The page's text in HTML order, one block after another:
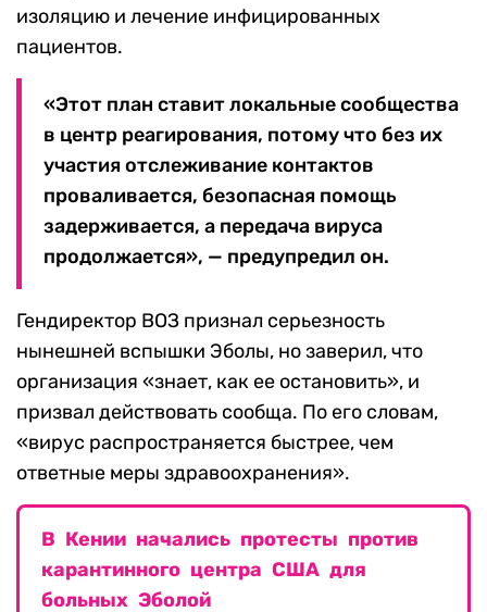
изоляцию и лечение инфицированных
пациентов.
«Этот план ставит локальные сообщества
в центр реагирования, потому что без их
участия отслеживание контактов
проваливается, безопасная помощь
задерживается, а передача вируса
продолжается», — предупредил он.
Гендиректор ВОЗ признал серьезность
нынешней вспышки Эболы, но заверил, что
организация «знает, как ее остановить», и
призвал действовать сообща. По его словам,
«вирус распространяется быстрее, чем
ответные меры здравоохранения».
В Кении начались протесты против
карантинного центра США для
больных Эболой